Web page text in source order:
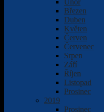
Únor
Březen
Duben
Květen
Červen
Červenec
Srpen
Září
Říjen
Listopad
Prosinec
2019
Prosinec